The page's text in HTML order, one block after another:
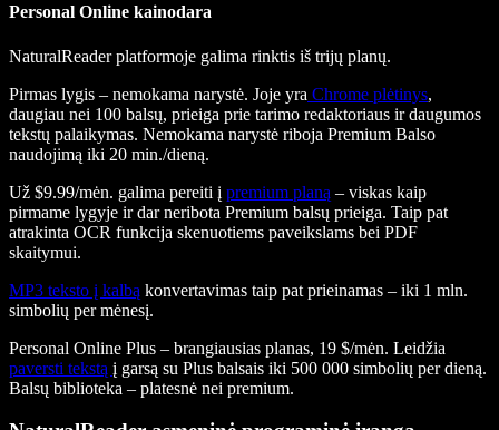
Personal Online kainodara
NaturalReader platformoje galima rinktis iš trijų planų.
Pirmas lygis – nemokama narystė. Joje yra Chrome plėtinys,
daugiau nei 100 balsų, prieiga prie tarimo redaktoriaus ir daugumos
tekstų palaikymas. Nemokama narystė riboja Premium Balso
naudojimą iki 20 min./dieną.
Už $9.99/mėn. galima pereiti į premium planą – viskas kaip
pirmame lygyje ir dar neribota Premium balsų prieiga. Taip pat
atrakinta OCR funkcija skenuotiems paveikslams bei PDF
skaitymui.
MP3 teksto į kalbą konvertavimas taip pat prieinamas – iki 1 mln.
simbolių per mėnesį.
Personal Online Plus – brangiausias planas, 19 $/mėn. Leidžia
paversti tekstą į garsą su Plus balsais iki 500 000 simbolių per dieną.
Balsų biblioteka – platesnė nei premium.